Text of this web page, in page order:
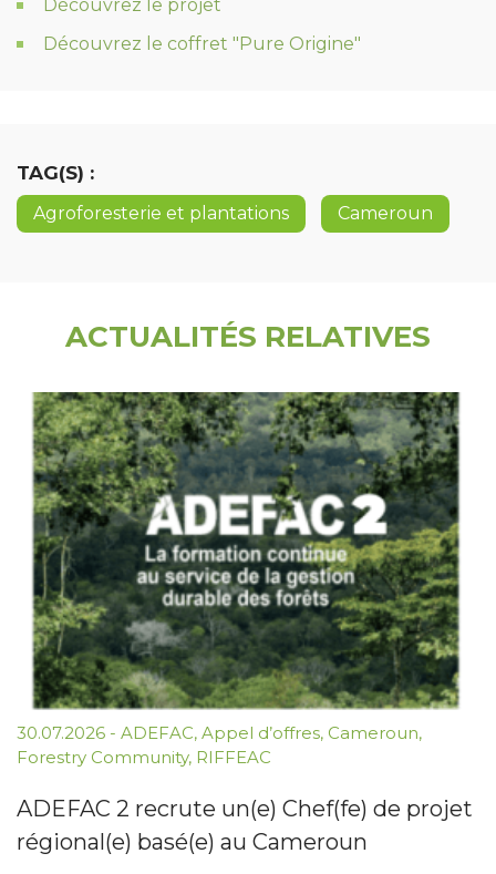
Découvrez le projet
Découvrez le coffret "Pure Origine"
TAG(S) :
Agroforesterie et plantations Cameroun
ACTUALITÉS RELATIVES
30.07.2026 - ADEFAC, Appel d’offres, Cameroun,
Forestry Community, RIFFEAC
ADEFAC 2 recrute un(e) Chef(fe) de projet
régional(e) basé(e) au Cameroun